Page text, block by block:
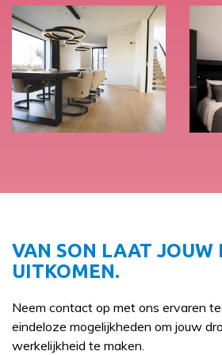
VAN SON LAAT JOUW
UITKOMEN.
Neem contact op met ons ervaren
eindeloze mogelijkheden om jouw
werkelijkheid te maken.